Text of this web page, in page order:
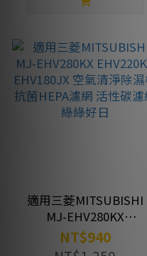
適用三菱MITSUBISHI
MJ-EHV280KX
EHV220KX EHV180JX 空
氣清淨除濕機 抗菌HEPA
NT$940